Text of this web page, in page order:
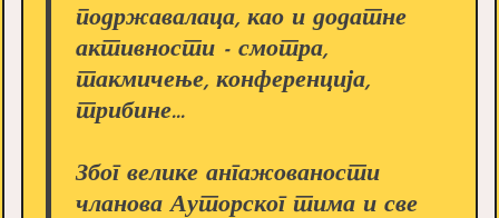
подржавалаца, као и додатне
активности - смотра,
такмичење, конференција,
трибине...
Због велике ангажованости
чланова Ауторског тима и све